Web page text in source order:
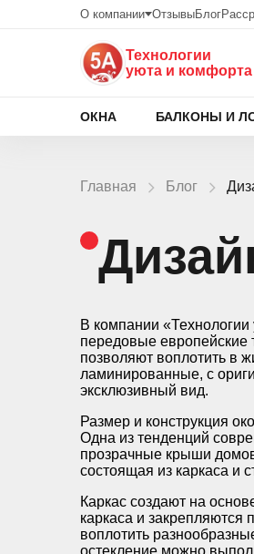
О компании ОтзывыБлог
Технологии
уюта и комфорта
ОКНА БАЛКОНЫ И
Главная Блог
В компании
передовые европейские
позволяют воплотить в
ламинированные, с
эксклюзивный вид.
Размер и конструкция
Одна из тенденций
прозрачные крыши
состоящая из каркаса и
Каркас создают на
каркаса и
воплотить
остекление можно